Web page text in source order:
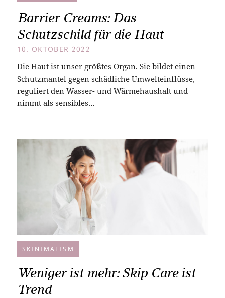
Barrier Creams: Das
Schutzschild für die Haut
10. OKTOBER 2022
Die Haut ist unser größtes Organ. Sie bildet einen
Schutzmantel gegen schädliche Umwelteinflüsse,
reguliert den Wasser- und Wärmehaushalt und
nimmt als sensibles…
SKINIMALISM
Weniger ist mehr: Skip Care ist
Trend